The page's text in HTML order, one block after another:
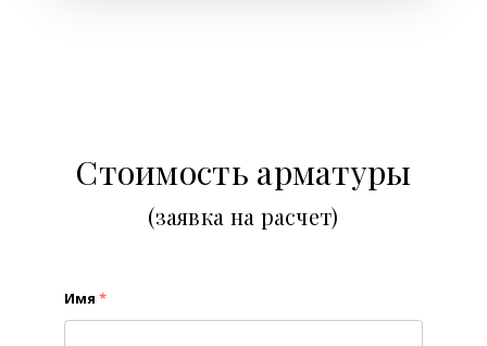
Стоимость арматуры
(заявка на расчет)
Имя *